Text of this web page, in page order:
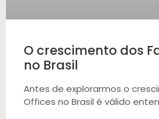
O crescimento dos
no Brasil
Antes de explorarmos o
Offices no Brasil é válido